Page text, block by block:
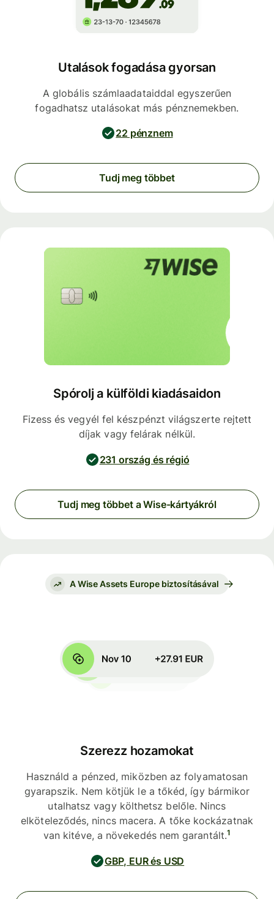
Utalások fogadása gyorsan
A globális számlaadataiddal egyszerűen
fogadhatsz utalásokat más pénznemekben.
22 pénznem
Tudj meg többet
Spórolj a külföldi kiadásaidon
Fizess és vegyél fel készpénzt világszerte rejtett
díjak vagy felárak nélkül.
231 ország és régió
Tudj meg többet a Wise-kártyákról
A Wise Assets Europe biztosításával
Szerezz hozamokat
Használd a pénzed, miközben az folyamatosan
gyarapszik. Nem kötjük le a tőkéd, így bármikor
utalhatsz vagy költhetsz belőle. Nincs
elköteleződés, nincs macera. A tőke kockázatnak
van kitéve, a növekedés nem garantált.1
GBP, EUR és USD